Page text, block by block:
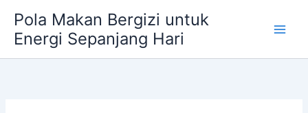
content
Pola Makan Bergizi untuk
Energi Sepanjang Hari